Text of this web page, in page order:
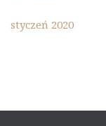
styczeń 2020